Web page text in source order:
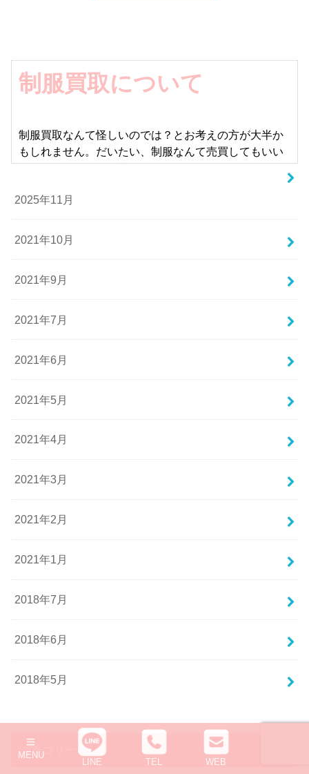
制服買取について
制服買取なんて怪しいのでは？とお考えの方が大半か
もしれません。だいたい、制服なんて売買してもいい
考える人も多い、需要と供給のバランスがとれている
世界なのです。もちろん、犯罪やいかがわしい考えを
持つ人とは関係なしにです。本記事では、制服買取に
怪しい商売？制服買取は合法？
高校や中学を出ると、もう着ることのない制服。皆様
はこの制服をどうしていますか？とっておけば思い出
本当に思い出にしかなりません。おそらく多くの人
が、制服を捨ててしまうと思います。でも、それでは
ちょっともったいないかもしれません。その制服、高
実は、制服の買取を専門に行っている業者が存在しま
す。
「業者？」
と思いますよね？制服の買取なんて怪しいし、そもそ
も合法なのか心配になる方もいらっしゃると思いま
着の範囲に含まれるため、古物商許可があれば、まっ
たく合法的に買取や販売を行うことが可能です。
しかし、90年代を知る人は、どうしても「ブルセラシ
ョップ」が脳裏によぎるのではないでしょうか？今は
あまり聞きませんが、現在もそのような怪しい商売が
た存在であり、下着の売買なども当然行っていませ
ん。もちろん、未成年からの買取も行っていません。
2025年11月
2021年10月
2021年9月
2021年7月
2021年6月
2021年5月
2021年4月
2021年3月
2021年2月
2021年1月
2018年7月
2018年6月
2018年5月
カテゴリー
MENU
LINE TEL WEB